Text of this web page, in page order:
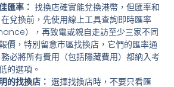
匯率： 找換店確實能兌換港幣，但匯率和
兌換前，先使用線上工具查詢即時匯率
），再致電或親自走訪至少三家不同
價，特別留意市區找換店，它們的匯率通
必將所有費用（包括隱藏費用）都納入考
的選項。
的找換店： 選擇找換店時，不要只看匯